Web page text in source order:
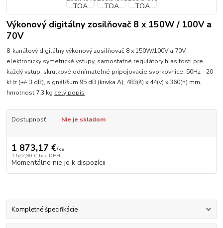
Výkonový digitálny zosilňovač 8 x 150W / 100V a
70V
8-kanálový digitálny výkonový zosilňovač 8 x 150W/100V a 70V,
elektronicky symetrické vstupy, samostatné regulátory hlasitosti pre
každý vstup, skrutkové odnímateľné pripojovacie svorkovnice, 50Hz - 20
kHz (+/- 3 dB), signál/šum 95 dB (krivka A), 483(š) x 44(v) x 360(h) mm,
hmotnosť 7,3 kg celý popis
Dostupnosť Nie je skladom
1 873,17 €/ks
1 522,90 € bez DPH
Momentálne nie je k dispozícii
Kompletné špecifikácie